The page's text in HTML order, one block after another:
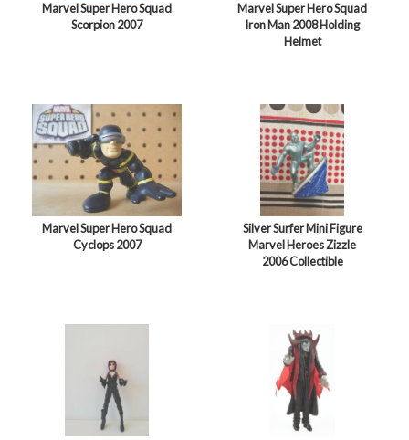
Marvel Super Hero Squad
Scorpion 2007
Marvel Super Hero Squad
Iron Man 2008 Holding
Helmet
Marvel Super Hero Squad
Cyclops 2007
Silver Surfer Mini Figure
Marvel Heroes Zizzle
2006 Collectible